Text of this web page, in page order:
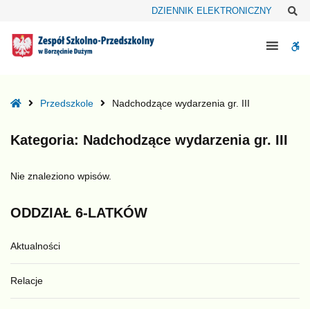
wydarzenia
DZIENNIK ELEKTRONICZNY
HomePrzedszkole Nadchodzące wydarzenia gr. III
Kategoria: Nadchodzące wydarzenia gr. III
Nie znaleziono wpisów.
ODDZIAŁ 6-LATKÓW
Aktualności
Relacje